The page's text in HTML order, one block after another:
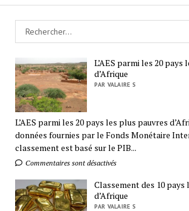
L’AES parmi les 20 pays
d’Afrique
PAR VALAIRE S
L’AES parmi les 20 pays les plus pauvres
données fournies par le Fonds Monétaire
classement est basé sur le PIB...
Commentaires sont désactivés
Classement des 10 pays
d’Afrique
PAR VALAIRE S